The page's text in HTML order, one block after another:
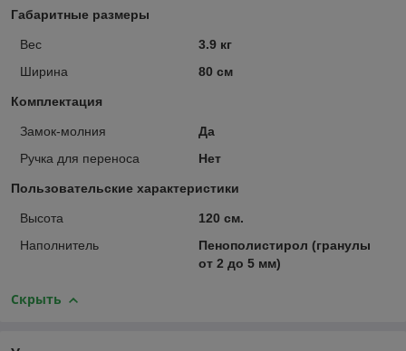
Габаритные размеры
Вес
3.9 кг
Ширина
80 см
Комплектация
Замок-молния
Да
Ручка для переноса
Нет
Пользовательские характеристики
Высота
120 см.
Наполнитель
Пенополистирол (гранулы
от 2 до 5 мм)
Скрыть